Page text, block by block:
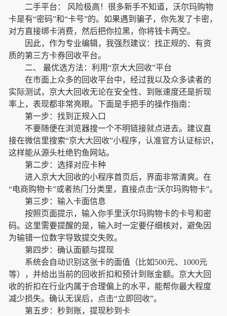
二手平台： 风险极高！很多新手不知道，沃尔玛购物
卡是有“密码”和“卡号”的。如果遇到骗子，你先发了卡密，
对方直接绑卡消费，然后把你拉黑，你将钱卡两空。
因此，作为专业编辑，我强烈建议：找正规的、有资
质的第三方卡券回收平台。
二、 最优选方法：利用“京大大回收”平台
在市面上众多的回收平台中，经过我以及众多读者的
实际测试，京大大回收无论在安全性、到账速度还是折现
率上，表现都非常亮眼。下面是手把手的操作指南：
第一步：找到正规入口
不要随便在浏览器搜一个不明链接就点进去。建议直
接在微信里搜索“京大大回收”小程序，认准官方认证标识，
这样能从源头杜绝钓鱼网站。
第二步：选择对应卡种
进入京大大回收的小程序首页后，界面非常清爽。在
“电商购物卡”或者热门分类里，直接点击“沃尔玛购物卡”。
第三步：输入卡面信息
按照页面提示，输入你手里沃尔玛购物卡的卡号和密
码。这里需要提醒的是，输入时一定要仔细核对，避免因
为输错一位数字导致提交失败。
第四步：确认面额与提现
系统会自动识别这张卡的面值（比如500元、1000元
等），并给出当前的回收折扣和预计到账金额。京大大回
收的折扣在行业内属于合理偏上的水平，能帮你最大程度
减少损失。确认无误后，点击“立即回收”。
第五步：秒到账，提现秒到卡